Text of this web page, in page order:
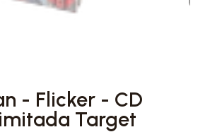
- Flicker - CD
Target